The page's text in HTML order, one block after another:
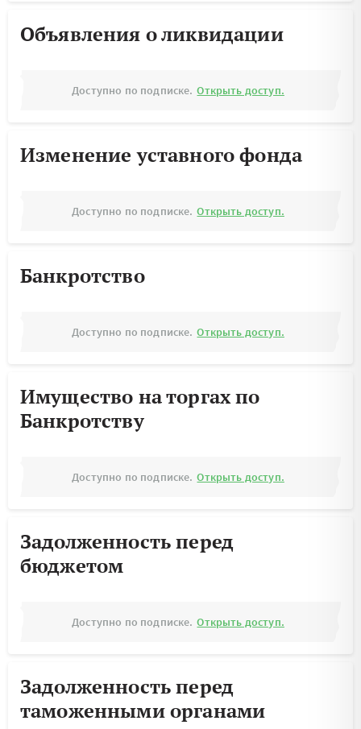
Объявления о ликвидации
Доступно по подписке. Открыть доступ.
Изменение уставного фонда
Доступно по подписке. Открыть доступ.
Банкротство
Доступно по подписке. Открыть доступ.
Имущество на торгах по
Банкротству
Доступно по подписке. Открыть доступ.
Задолженность перед
бюджетом
Доступно по подписке. Открыть доступ.
Задолженность перед
таможенными органами